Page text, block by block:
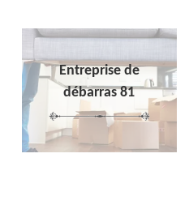
Entreprise de
débarras 81